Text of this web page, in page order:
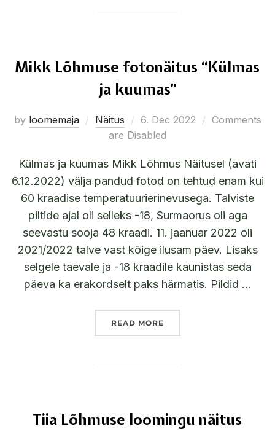
Mikk Lõhmuse fotonäitus “Külmas
ja kuumas”
by loomemaja Näitus 6. Dec 2022
Comments
are Disabled
Külmas ja kuumas Mikk Lõhmus Näitusel (avati
6.12.2022) välja pandud fotod on tehtud enam kui
60 kraadise temperatuurierinevusega. Talviste
piltide ajal oli selleks -18, Surmaorus oli aga
seevastu sooja 48 kraadi. 11. jaanuar 2022 oli
2021/2022 talve vast kõige ilusam päev. Lisaks
selgele taevale ja -18 kraadile kaunistas seda
päeva ka erakordselt paks härmatis. Pildid …
READ MORE
Tiia Lõhmuse loomingu näitus